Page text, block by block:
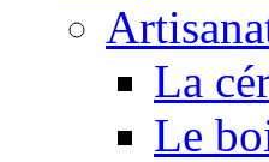
La
Le